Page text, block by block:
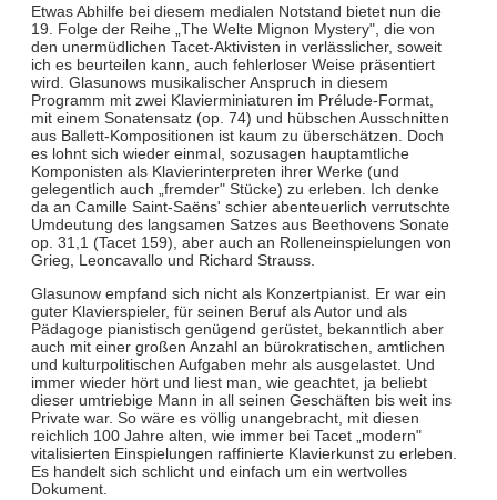
Etwas Abhilfe bei diesem medialen Notstand bietet nun die
19. Folge der Reihe „The Welte Mignon Mystery", die von
den unermüdlichen Tacet-Aktivisten in verlässlicher, soweit
ich es beurteilen kann, auch fehlerloser Weise präsentiert
wird. Glasunows musikalischer Anspruch in diesem
Programm mit zwei Klavierminiaturen im Prélude-Format,
mit einem Sonatensatz (op. 74) und hübschen Ausschnitten
aus Ballett-Kompositionen ist kaum zu überschätzen. Doch
es lohnt sich wieder einmal, sozusagen hauptamtliche
Komponisten als Klavierinterpreten ihrer Werke (und
gelegentlich auch „fremder" Stücke) zu erleben. Ich denke
da an Camille Saint-Saëns' schier abenteuerlich verrutschte
Umdeutung des langsamen Satzes aus Beethovens Sonate
op. 31,1 (Tacet 159), aber auch an Rolleneinspielungen von
Grieg, Leoncavallo und Richard Strauss.
Glasunow empfand sich nicht als Konzertpianist. Er war ein
guter Klavierspieler, für seinen Beruf als Autor und als
Pädagoge pianistisch genügend gerüstet, bekanntlich aber
auch mit einer großen Anzahl an bürokratischen, amtlichen
und kulturpolitischen Aufgaben mehr als ausgelastet. Und
immer wieder hört und liest man, wie geachtet, ja beliebt
dieser umtriebige Mann in all seinen Geschäften bis weit ins
Private war. So wäre es völlig unangebracht, mit diesen
reichlich 100 Jahre alten, wie immer bei Tacet „modern"
vitalisierten Einspielungen raffinierte Klavierkunst zu erleben.
Es handelt sich schlicht und einfach um ein wertvolles
Dokument.